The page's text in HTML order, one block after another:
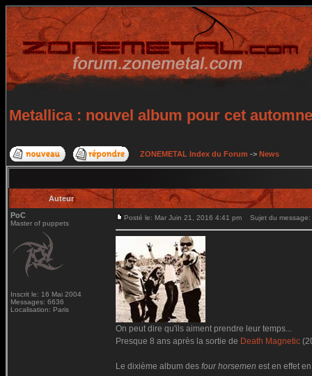
Metallica : nouvel album pour cet automne
ZONEMETAL Index du Forum -> News
Auteur
PoC
Master of puppets
Inscrit le: 16 Mai 2004
Messages: 6636
Localisation: Paris
Posté le: Mar Juin 21, 2016 4:41 pm Sujet du message:
On peut dire qu'ils aiment prendre leur temps...
Presque 8 ans après la sortie de Death Magnetic
Le dixième album des four horsemen est en effet